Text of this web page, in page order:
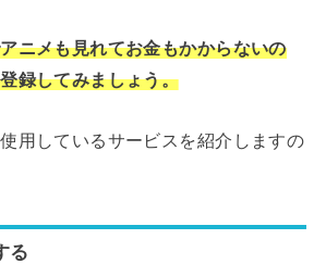
ニメも見れてお金もかからないの
録してみましょう。
用しているサービスを紹介しますの
る